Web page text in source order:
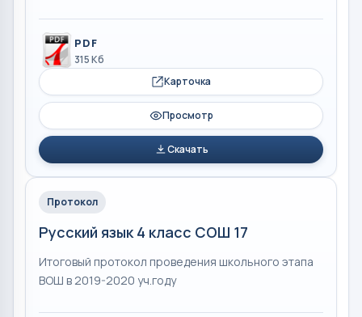
PDF
315 Кб
Карточка
Просмотр
Скачать
Протокол
Русский язык 4 класс СОШ 17
Итоговый протокол проведения школьного этапа
ВОШ в 2019-2020 уч.году